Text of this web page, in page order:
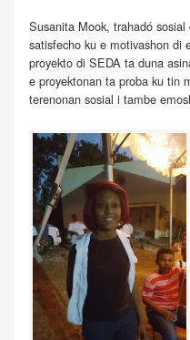
Susanita Mook, trahadó
satisfecho ku e motivashon di
proyekto di SEDA ta duna
e proyektonan ta proba ku tin
terenonan sosial i tambe